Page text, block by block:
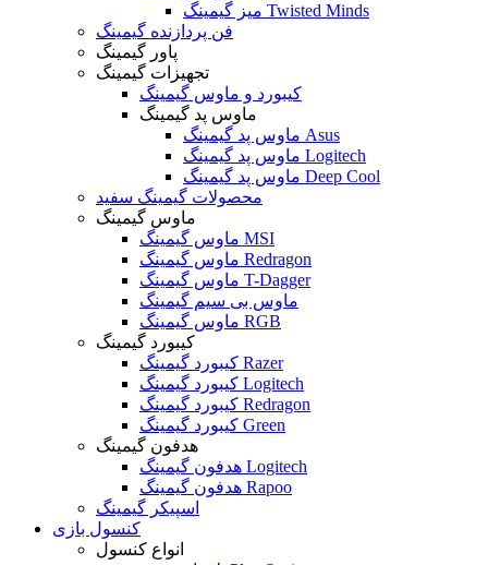
میز گیمینگ Twisted Minds
فن پردازنده گیمینگ
پاور گیمینگ
تجهیزات گیمینگ
کیبورد و ماوس گیمینگ
ماوس پد گیمینگ
ماوس پد گیمینگ Asus
ماوس پد گیمینگ Logitech
ماوس پد گیمینگ Deep Cool
محصولات گیمینگ سفید
ماوس گیمینگ
ماوس گیمینگ MSI
ماوس گیمینگ Redragon
ماوس گیمینگ T-Dagger
ماوس بی سیم گیمینگ
ماوس گیمینگ RGB
کیبورد گیمینگ
کیبورد گیمینگ Razer
کیبورد گیمینگ Logitech
کیبورد گیمینگ Redragon
کیبورد گیمینگ Green
هدفون گیمینگ
هدفون گیمینگ Logitech
هدفون گیمینگ Rapoo
اسپیکر گیمینگ
کنسول بازی
انواع کنسول